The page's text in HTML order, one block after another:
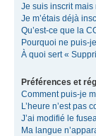
Je suis inscrit
Je m’étais déjà
Qu’est-ce que la
Pourquoi ne puis-
À quoi sert «
Préférences et
Comment puis-je
L’heure n’est pas
J’ai modifié le
Ma langue